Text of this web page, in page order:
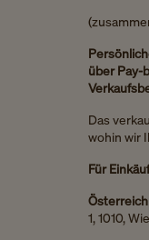
über Pay-
Das
wohin wir
Für
Österreich
1, 1010,